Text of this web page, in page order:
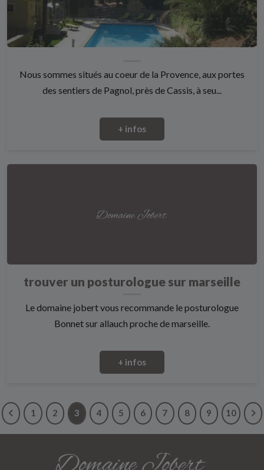
Nous sommes situés au coeur de la Provence, aux portes
des sentiers de Pagnol, près de Cassis, à seu...
+ infos
trouver un posturologue sur marseille
Le domaine jobert vous recommande le posturologue
Bonnet sur allauch proche de marseille.
+ infos
1 2 3 4 5 6 7 8 9 10